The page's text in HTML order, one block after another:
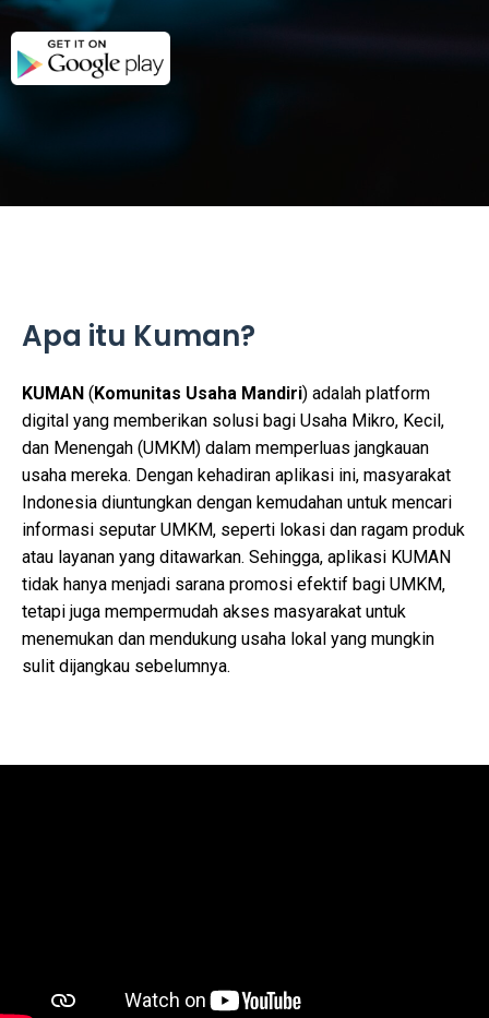
Apa itu Kuman?
KUMAN ( Komunitas Usaha Mandiri) adalah platform
digital yang memberikan solusi bagi Usaha Mikro, Kecil,
dan Menengah (UMKM) dalam memperluas jangkauan
usaha mereka. Dengan kehadiran aplikasi ini, masyarakat
Indonesia diuntungkan dengan kemudahan untuk mencari
informasi seputar UMKM, seperti lokasi dan ragam produk
atau layanan yang ditawarkan. Sehingga, aplikasi KUMAN
tidak hanya menjadi sarana promosi efektif bagi UMKM,
tetapi juga mempermudah akses masyarakat untuk
menemukan dan mendukung usaha lokal yang mungkin
sulit dijangkau sebelumnya.